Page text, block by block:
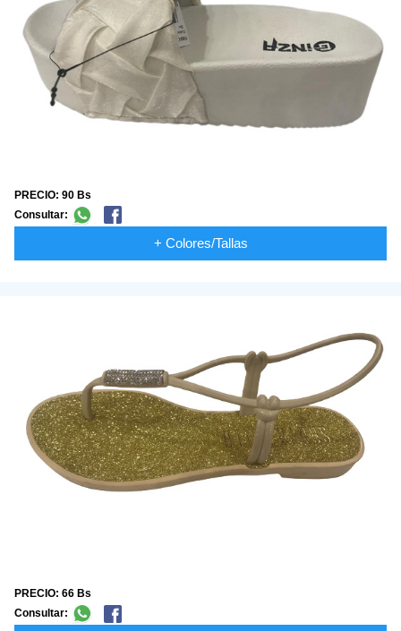
PRECIO: 90 Bs
Consultar:
+ Colores/Tallas
PRECIO: 66 Bs
Consultar: